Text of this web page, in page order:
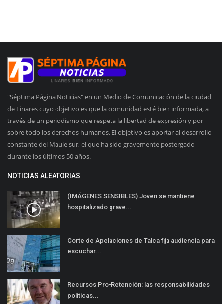
"Séptima Página Noticias" en un Medio de Comunicación de la ciudad
de Linares cuyo objetivo es que la comunidad esté bien informada, a
través de un periodismo que respeta la libertad de expresión y por
sobre todo los derechos humanos. El objetivo es aportar al desarrollo
constante del Maule sur, el que ha sido gravemente postergado
durante los últimos 50 años.
NOTICIAS ALEATORIAS
(IMÁGENES SENSIBLES) Joven se mantiene
hospitalizado grave...
Corte de Apelaciones de Talca fija audiencia para
escuchar...
Recursos Pro-Retención: las responsabilidades
políticas...